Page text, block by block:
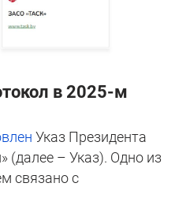
в 2025-м
Указ Президента
(далее – Указ). Одно из
связано с